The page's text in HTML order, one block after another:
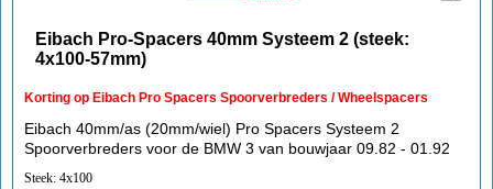
Eibach Pro-Spacers 40mm Systeem 2 (steek:
4x100-57mm)
Korting op Eibach Pro Spacers Spoorverbreders / Wheelspacers
Eibach 40mm/as (20mm/wiel) Pro Spacers Systeem 2
Spoorverbreders voor de BMW 3 van bouwjaar 09.82 - 01.92
Steek: 4x100